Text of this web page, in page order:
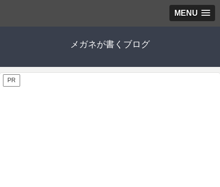
MENU
メガネが書くブログ
PR